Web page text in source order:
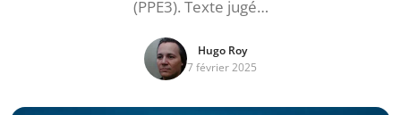
(PPE3). Texte jugé…
Hugo Roy
7 février 2025